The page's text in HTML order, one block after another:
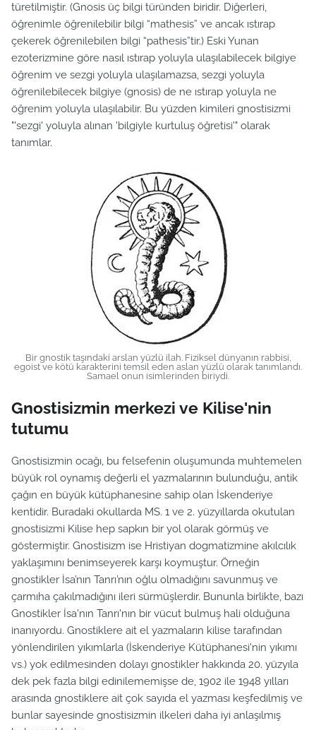
türetilmiştir. (Gnosis üç bilgi türünden biridir. Diğerleri,
öğrenimle öğrenilebilir bilgi “mathesis” ve ancak ıstırap
çekerek öğrenilebilen bilgi “pathesis”tir.) Eski Yunan
ezoterizmine göre nasıl ıstırap yoluyla ulaşılabilecek bilgiye
öğrenim ve sezgi yoluyla ulaşılamazsa, sezgi yoluyla
öğrenilebilecek bilgiye (gnosis) de ne ıstırap yoluyla ne
öğrenim yoluyla ulaşılabilir. Bu yüzden kimileri gnostisizmi
"'sezgi' yoluyla alınan 'bilgiyle kurtuluş öğretisi'" olarak
tanımlar.
Bir gnostik taşındaki arslan yüzlü ilah. Fiziksel dünyanın rabbisi,
egoist ve kötü karakterini temsil eden aslan yüzlü olarak tanımlandı.
Samael onun isimlerinden biriydi.
Gnostisizmin merkezi ve Kilise'nin
tutumu
Gnostisizmin ocağı, bu felsefenin oluşumunda muhtemelen
büyük rol oynamış değerli el yazmalarının bulunduğu, antik
çağın en büyük kütüphanesine sahip olan İskenderiye
kentidir. Buradaki okullarda MS. 1 ve 2. yüzyıllarda okutulan
gnostisizmi Kilise hep sapkın bir yol olarak görmüş ve
göstermiştir. Gnostisizm ise Hristiyan dogmatizmine akılcılık
yaklaşımını benimseyerek karşı koymuştur. Örneğin
gnostikler İsa’nın Tanrı’nın oğlu olmadığını savunmuş ve
çarmıha çakılmadığını ileri sürmüşlerdir. Bununla birlikte, bazı
Gnostikler İsa'nın Tanrı'nın bir vücut bulmuş hali olduğuna
inanıyordu. Gnostiklere ait el yazmaların kilise tarafından
yönlendirilen yıkımlarla (İskenderiye Kütüphanesi'nin yıkımı
vs.) yok edilmesinden dolayı gnostikler hakkında 20. yüzyıla
dek pek fazla bilgi edinilememişse de, 1902 ile 1948 yılları
arasında gnostiklere ait çok sayıda el yazması keşfedilmiş ve
bunlar sayesinde gnostisizmin ilkeleri daha iyi anlaşılmış